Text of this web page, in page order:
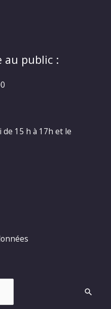
au public :
15 h à 17h et le